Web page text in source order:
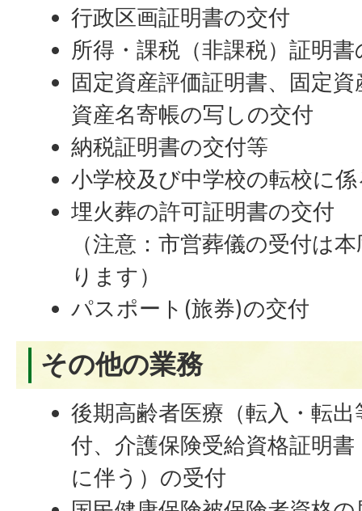
行政区画証明書の交付
所得・課税（非課税）証明書
固定資産評価証明書、固定
資産名寄帳の写しの交付
納税証明書の交付等
小学校及び中学校の転校に
埋火葬の許可証明書の交付
（注意：市営葬儀の受付は
ります）
パスポート(旅券)の交付
その他の業務
後期高齢者医療（転入・転
付、介護保険受給資格証明
に伴う）の受付